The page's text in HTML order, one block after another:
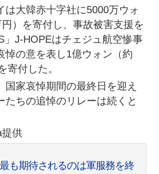
は大韓赤十字社に5000万ウォ
）を寄付し、事故被害支援を
」J-HOPEはチェジュ航空惨事
悼の意を表し1億ウォン（約
寄付した。
国家哀悼期間の最終日を迎え
たちの追悼のリレーは続くと
供
も期待されるのは軍服務を終